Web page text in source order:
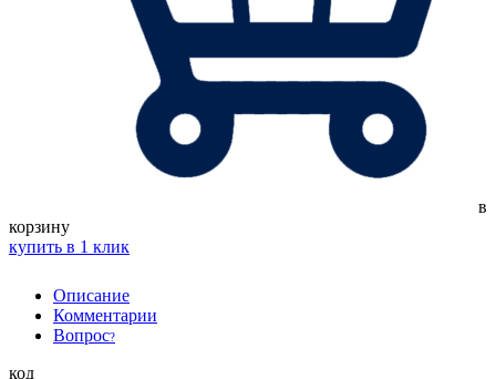
в
корзину
купить в 1 клик
Описание
Комментарии
Вопрос?
код